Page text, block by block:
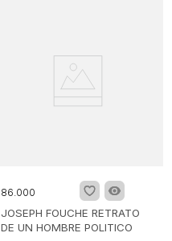
86.000
JOSEPH FOUCHE RETRATO
DE UN HOMBRE POLITICO